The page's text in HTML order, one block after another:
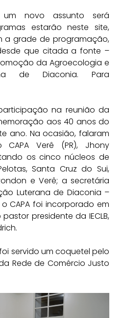
novo assunto será
estarão neste site,
a grade de programação,
que citada a fonte –
da Agroecologia e
de Diaconia. Para
na reunião da
aos 40 anos do
ano. Na ocasião, falaram
Verê (PR), Jhony
os cinco núcleos de
Santa Cruz do Sui,
e Verê; a secretária
Luterana de Diaconia –
CAPA foi incorporado em
pastor presidente da IECLB,
servido um coquetel pelo
Rede de Comércio Justo